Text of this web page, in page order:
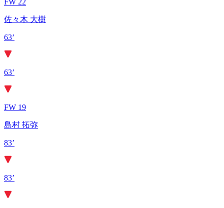
FW 22
佐々木 大樹
63’
63’
FW 19
島村 拓弥
83’
83’